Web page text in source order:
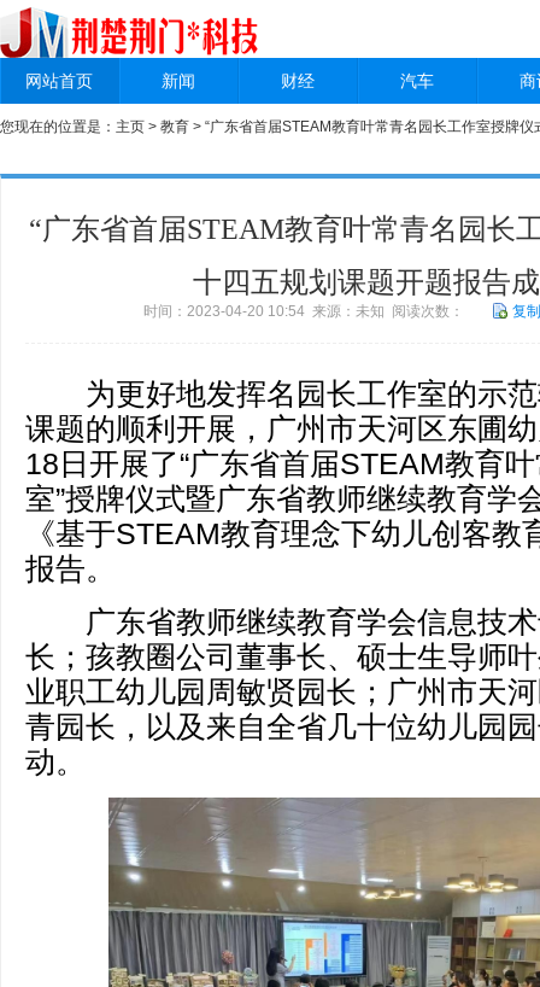
网站首页 新闻 财经 汽车
您现在的位置是： 主页 > 教育 > “广东省首届STEAM教育叶常青名园长工作室授牌
“广东省首届STEAM教育叶常青名园长
十四五规划课题开题报告
时间：2023-04-20 10:54 来源：未知 阅读次数： 复
为更好地发挥名园长工作室的示范
课题的顺利开展，广州市天河区东圃
18日开展了“广东省首届STEAM教育
室”授牌仪式暨广东省教师继续教育学
《基于STEAM教育理念下幼儿创客教
报告。
广东省教师继续教育学会信息技术
长；孩教圈公司董事长、硕士生导师
业职工幼儿园周敏贤园长；广州市天
青园长，以及来自全省几十位幼儿园
动。